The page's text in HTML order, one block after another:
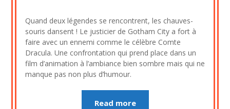
31
octobre
2020
Quand deux légendes se rencontrent, les chauves-
souris dansent ! Le justicier de Gotham City a fort à
faire avec un ennemi comme le célèbre Comte
Dracula. Une confrontation qui prend place dans un
film d’animation à l’ambiance bien sombre mais qui ne
manque pas non plus d’humour.
Read more